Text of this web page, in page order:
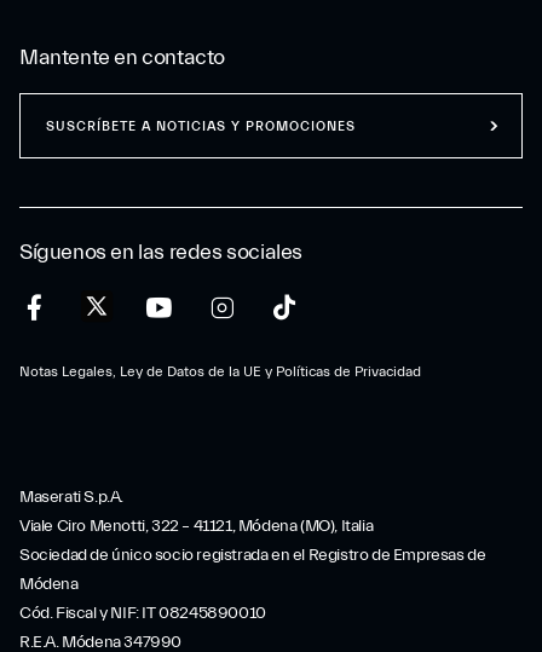
Síguenos en las redes sociales
Notas Legales, Ley de Datos de la UE y Políticas de Privacidad
Mantente en contacto
SUSCRÍBETE A NOTICIAS Y PROMOCIONES
Maserati S.p.A.
Viale Ciro Menotti, 322 – 41121, Módena (MO), Italia
Sociedad de único socio registrada en el Registro de Empresas de
Módena
Cód. Fiscal y NIF: IT 08245890010
R.E.A. Módena 347990